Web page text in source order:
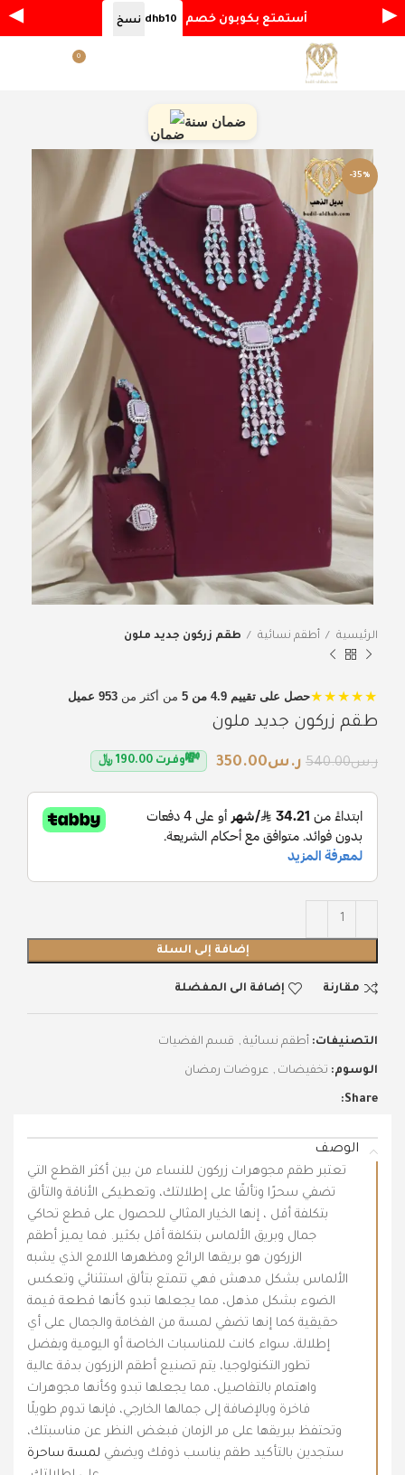
0
ضمان سنة
-35%
الرئيسية أطقم نسائية طقم زركون جديد ملون
★★★★★حصل على تقييم 4.9 من 5 من أكثر من 953 عميل
طقم زركون جديد ملون
ر.س540.00 ر.س350.00
💸وفرت 190.00 ﷼
إضافة إلى السلة
مقارنة إضافة الى المفضلة
التصنيفات: أطقم نسائية , قسم الفضيات
الوسوم: تخفيضات , عروضات رمضان
Share:
الوصف
تعتبر طقم مجوهرات زركون للنساء من بين أكثر القطع التي
تضفي سحرًا وتألقًا على إطلالتك، وتعطيكى الأناقة والتألق
بتكلفة أقل ، إنها الخيار المثالي للحصول على قطع تحاكي
جمال وبريق الألماس بتكلفة أقل بكثير. فما يميز أطقم
الزركون هو بريقها الرائع ومظهرها اللامع الذي يشبه
الألماس بشكل مدهش فهي تتمتع بتألق استثنائي وتعكس
الضوء بشكل مذهل، مما يجعلها تبدو كأنها قطعة قيمة
حقيقية كما إنها تضفي لمسة من الفخامة والجمال على أي
إطلالة، سواء كانت للمناسبات الخاصة أو اليومية وبفضل
تطور التكنولوجيا، يتم تصنيع أطقم الزركون بدقة عالية
واهتمام بالتفاصيل، مما يجعلها تبدو وكأنها مجوهرات
فاخرة وبالإضافة إلى جمالها الخارجي، فإنها تدوم طويلًا
وتحتفظ ببريقها على مر الزمان فبغض النظر عن مناسبتك،
ستجدين بالتأكيد طقم يناسب ذوقك ويضفي لمسة ساحرة
◀ أستمتع بكوبون خصم dhb10 نسخ ▶